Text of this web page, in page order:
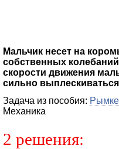
Мальчик несет на
собственных
скорости движения
сильно
Задача из пособия:
Механика
2 решения: